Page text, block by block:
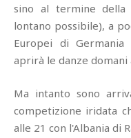
sino al termine della
lontano possibile), a
Europei di Germania
aprirà le danze domani
Ma intanto sono
competizione iridata
alle 21 con l'Albania di